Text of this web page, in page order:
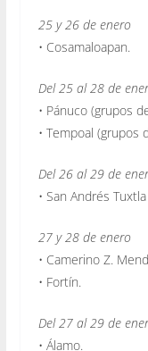
25 y 26 de enero
• Cosamaloapan.
Del 25 al 28 de
• Pánuco (grupos
• Tempoal (grupos
Del 26 al 29 de
• San Andrés
27 y 28 de enero
• Camerino Z.
• Fortín.
Del 27 al 29 de
• Álamo.